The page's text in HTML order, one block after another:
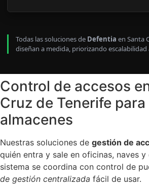
Todas las soluciones de Defentia en Santa
diseñan a medida, priorizando escalabilidad
Control de accesos
Cruz de Tenerife para
almacenes
Nuestras soluciones de gestión de
quién entra y sale en oficinas, naves
sistema se coordina con control de
de gestión centralizada fácil de usar.